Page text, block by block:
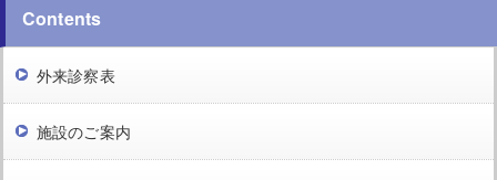
Contents
外来診察表
施設のご案内